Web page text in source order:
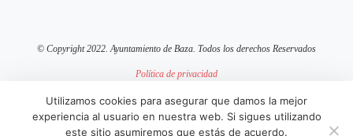
© Copyright 2022. Ayuntamiento de Baza. Todos los derechos Reservados
Política de privacidad
Política de cookies
sitio web mantenido por pixelcero.com
Utilizamos cookies para asegurar que damos la mejor
experiencia al usuario en nuestra web. Si sigues utilizando
este sitio asumiremos que estás de acuerdo.